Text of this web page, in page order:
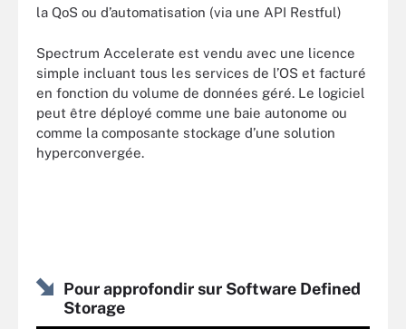
la QoS ou d’automatisation (via une API Restful)
Spectrum Accelerate est vendu avec une licence
simple incluant tous les services de l’OS et facturé
en fonction du volume de données géré. Le logiciel
peut être déployé comme une baie autonome ou
comme la composante stockage d’une solution
hyperconvergée.
Pour approfondir sur Software Defined
Storage